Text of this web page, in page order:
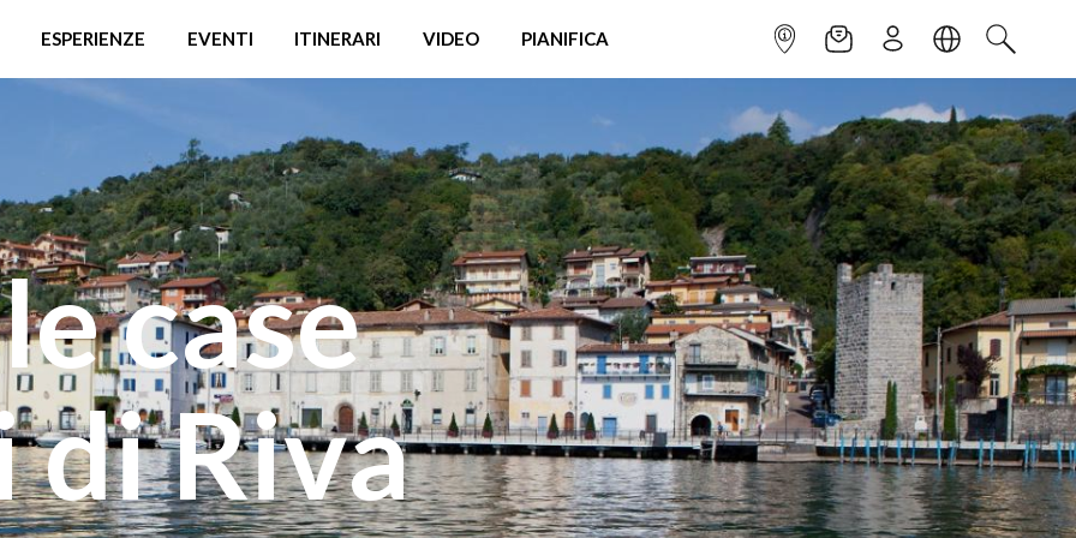
ESPERIENZE EVENTI ITINERARI VIDEO PIANIFICA INFOPOINTNEWSLETTER
ISCRIVITILINGUACERCA
case
di Riva